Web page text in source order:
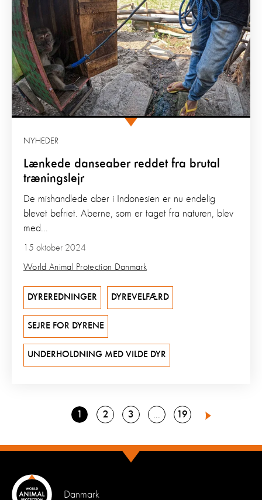
Lænkede danseaber reddet fra brutal
træningslejr
NYHEDER
15 oktober 2024
World Animal Protection Danmark
De mishandlede aber i Indonesien er nu endelig
blevet befriet. Aberne, som er taget fra naturen, blev
med...
DYREREDNINGER DYREVELFÆRD
SEJRE FOR DYRENE
UNDERHOLDNING MED VILDE DYR
Next
Go
to
1
Go
to
2
Go
to
3
Go
4
Go
to
19
Danmark